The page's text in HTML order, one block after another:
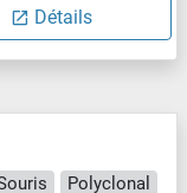
Détails
Polyclonal